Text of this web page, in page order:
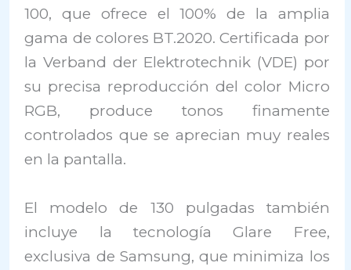
100, que ofrece el 100% de la amplia
gama de colores BT.2020. Certificada por
la Verband der Elektrotechnik (VDE) por
su precisa reproducción del color Micro
RGB, produce tonos finamente
controlados que se aprecian muy reales
en la pantalla.
El modelo de 130 pulgadas también
incluye la tecnología Glare Free,
exclusiva de Samsung, que minimiza los